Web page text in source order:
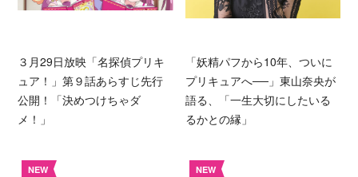
３月29日放映「名探偵プリキ
ュア！」第９話あらすじ先行
公開！「決めつけちゃダ
メ！」
「妖精パフから10年、ついに
プリキュアへ──」東山奈央が
語る、「一生大切にしたいる
るかとの縁」
NEW NEW